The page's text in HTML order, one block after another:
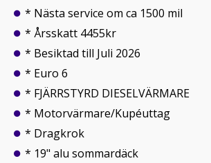
* Nästa service om ca 1500 mil
* Årsskatt 4455kr
* Besiktad till Juli 2026
* Euro 6
* FJÄRRSTYRD DIESELVÄRMARE
* Motorvärmare/Kupéuttag
* Dragkrok
* 19" alu sommardäck